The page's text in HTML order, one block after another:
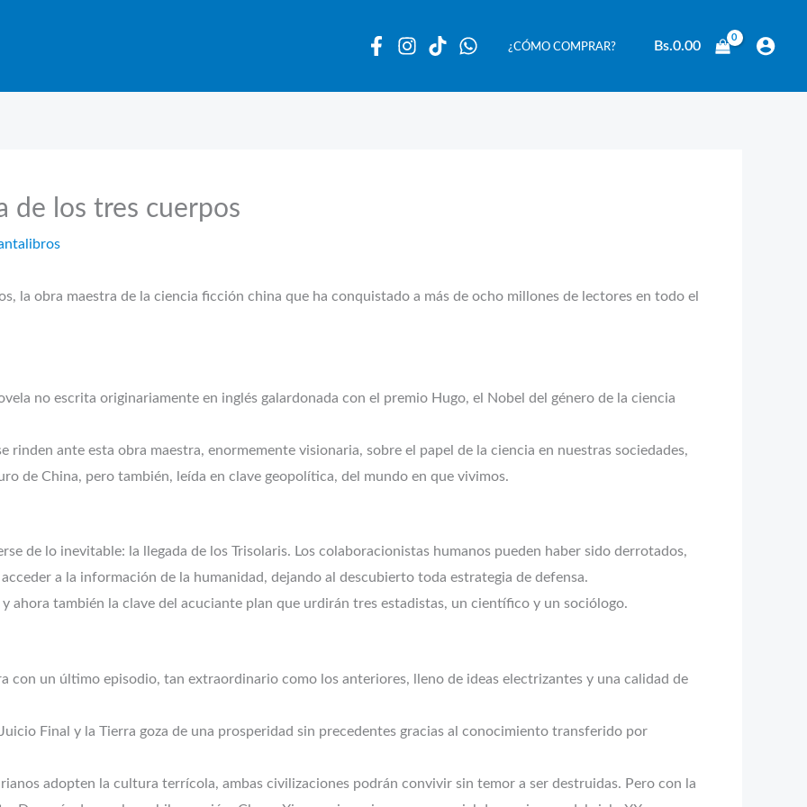
¿CÓMO COMPRAR? Bs.0.00
de los tres cuerpos
la obra maestra de la ciencia ficción china que ha conquistado a más de ocho millones de lectores en todo el
no escrita originariamente en inglés galardonada con el premio Hugo, el Nobel del género de la ciencia
ante esta obra maestra, enormemente visionaria, sobre el papel de la ciencia en nuestras sociedades,
de China, pero también, leída en clave geopolítica, del mundo en que vivimos.
de lo inevitable: la llegada de los Trisolaris. Los colaboracionistas humanos pueden haber sido derrotados,
a la información de la humanidad, dejando al descubierto toda estrategia de defensa.
ahora también la clave del acuciante plan que urdirán tres estadistas, un científico y un sociólogo.
con un último episodio, tan extraordinario como los anteriores, lleno de ideas electrizantes y una calidad de
Final y la Tierra goza de una prosperidad sin precedentes gracias al conocimiento transferido por
adopten la cultura terrícola, ambas civilizaciones podrán convivir sin temor a ser destruidas. Pero con la